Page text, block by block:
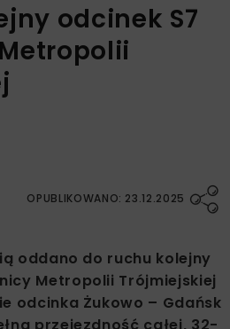
odcinek S7
OPUBLIKOWANO: 23.12.2025
oddano do ruchu kolejny
Metropolii Trójmiejskiej
odcinka Żukowo – Gdańsk
przejezdność całej, 32-